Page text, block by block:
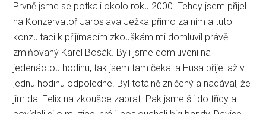
Prvně jsme se potkali okolo roku 2000. Tehdy jsem přijel
na Konzervatoř Jaroslava Ježka přímo za ním a tuto
konzultaci k přijímacím zkouškám mi domluvil právě
zmiňovaný Karel Bosák. Byli jsme domluveni na
jedenáctou hodinu, tak jsem tam čekal a Husa přijel až v
jednu hodinu odpoledne. Byl totálně zničený a nadával, že
jim dal Felix na zkoušce zabrat. Pak jsme šli do třídy a